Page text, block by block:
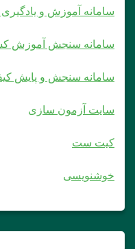
سامانه آموزش و یادگیری
سامانه سنجش آموزش
سامانه سنجش و پایش
سایت آزمون سازی
کیت ست
خوشنویسی